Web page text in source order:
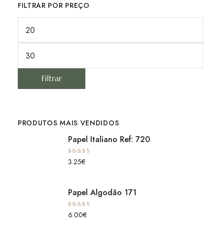
FILTRAR POR PREÇO
Filtrar
PRODUTOS MAIS VENDIDOS
Papel Italiano Ref: 720
Avaliação
5.00de 5
3.25€
Papel Algodão 171
Avaliação
5.00 de 5
6.00€